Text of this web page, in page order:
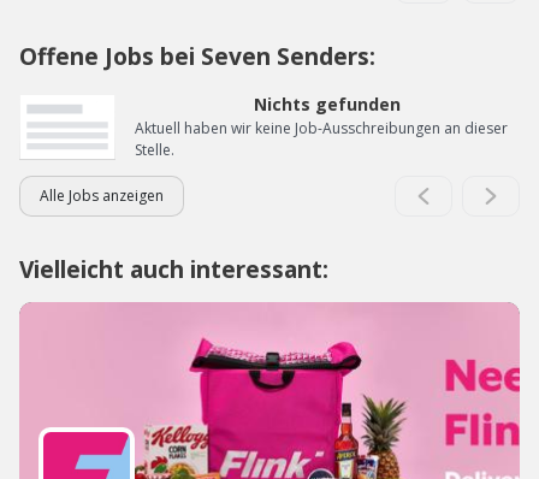
Offene Jobs bei Seven Senders:
Nichts gefunden
Aktuell haben wir keine Job-Ausschreibungen an dieser
Stelle.
Alle Jobs anzeigen
Vielleicht auch interessant: